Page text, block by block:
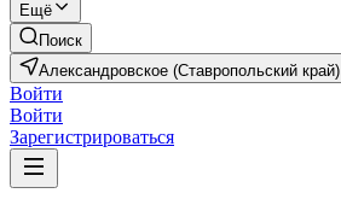
Ещё
Поиск
Александровское (Ставропольский край)
Войти
Войти
Зарегистрироваться